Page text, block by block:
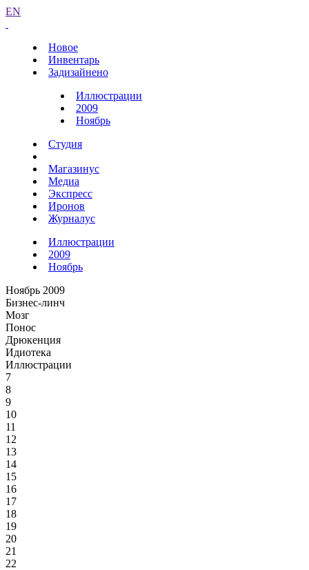
EN
Новое
Инвентарь
Задизайнено
Иллюстрации
2009
Ноябрь
Студия
Магазинус
Медиа
Экспресс
Иронов
Журналус
Иллюстрации
2009
Ноябрь
Ноябрь 2009
Бизнес-линч
Мозг
Понос
Дрюкенция
Идиотека
Иллюстрации
7
8
9
10
11
12
13
14
15
16
17
18
19
20
21
22